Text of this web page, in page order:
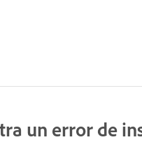
un error de